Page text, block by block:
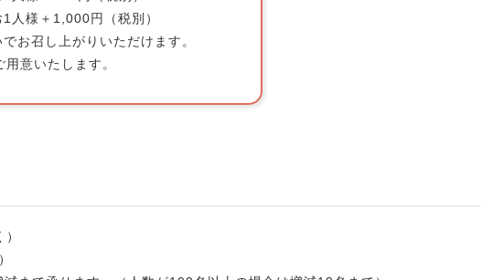
＋1,000円（税別）
お召し上がりいただけます。
意いたします。